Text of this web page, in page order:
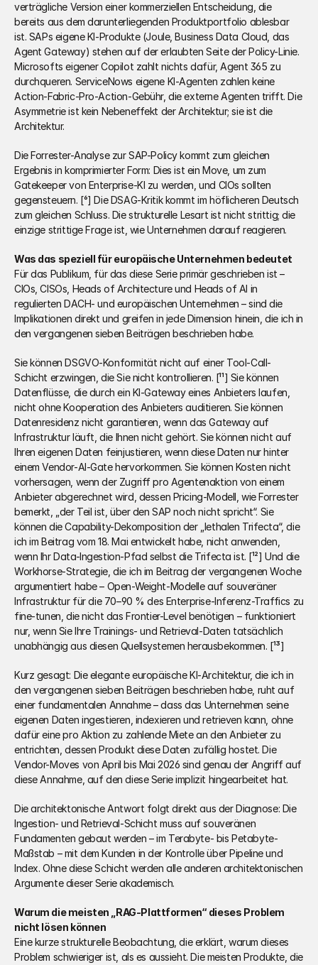
verträgliche Version einer kommerziellen Entscheidung, die
bereits aus dem darunterliegenden Produktportfolio ablesbar
ist. SAPs eigene KI-Produkte (Joule, Business Data Cloud, das
Agent Gateway) stehen auf der erlaubten Seite der Policy-Linie.
Microsofts eigener Copilot zahlt nichts dafür, Agent 365 zu
durchqueren. ServiceNows eigene KI-Agenten zahlen keine
Action-Fabric-Pro-Action-Gebühr, die externe Agenten trifft. Die
Asymmetrie ist kein Nebeneffekt der Architektur; sie ist die
Architektur.
Die Forrester-Analyse zur SAP-Policy kommt zum gleichen
Ergebnis in komprimierter Form: Dies ist ein Move, um zum
Gatekeeper von Enterprise-KI zu werden, und CIOs sollten
gegensteuern. [⁶] Die DSAG-Kritik kommt im höflicheren Deutsch
zum gleichen Schluss. Die strukturelle Lesart ist nicht strittig; die
einzige strittige Frage ist, wie Unternehmen darauf reagieren.
Was das speziell für europäische Unternehmen bedeutet
Für das Publikum, für das diese Serie primär geschrieben ist –
CIOs, CISOs, Heads of Architecture und Heads of AI in
regulierten DACH- und europäischen Unternehmen – sind die
Implikationen direkt und greifen in jede Dimension hinein, die ich in
den vergangenen sieben Beiträgen beschrieben habe.
Sie können DSGVO-Konformität nicht auf einer Tool-Call-
Schicht erzwingen, die Sie nicht kontrollieren. [¹¹] Sie können
Datenflüsse, die durch ein KI-Gateway eines Anbieters laufen,
nicht ohne Kooperation des Anbieters auditieren. Sie können
Datenresidenz nicht garantieren, wenn das Gateway auf
Infrastruktur läuft, die Ihnen nicht gehört. Sie können nicht auf
Ihren eigenen Daten feinjustieren, wenn diese Daten nur hinter
einem Vendor-AI-Gate hervorkommen. Sie können Kosten nicht
vorhersagen, wenn der Zugriff pro Agentenaktion von einem
Anbieter abgerechnet wird, dessen Pricing-Modell, wie Forrester
bemerkt, „der Teil ist, über den SAP noch nicht spricht“. Sie
können die Capability-Dekomposition der „lethalen Trifecta“, die
ich im Beitrag vom 18. Mai entwickelt habe, nicht anwenden,
wenn Ihr Data-Ingestion-Pfad selbst die Trifecta ist. [¹²] Und die
Workhorse-Strategie, die ich im Beitrag der vergangenen Woche
argumentiert habe – Open-Weight-Modelle auf souveräner
Infrastruktur für die 70–90 % des Enterprise-Inferenz-Traffics zu
fine-tunen, die nicht das Frontier-Level benötigen – funktioniert
nur, wenn Sie Ihre Trainings- und Retrieval-Daten tatsächlich
unabhängig aus diesen Quellsystemen herausbekommen. [¹³]
Kurz gesagt: Die elegante europäische KI-Architektur, die ich in
den vergangenen sieben Beiträgen beschrieben habe, ruht auf
einer fundamentalen Annahme – dass das Unternehmen seine
eigenen Daten ingestieren, indexieren und retrieven kann, ohne
dafür eine pro Aktion zu zahlende Miete an den Anbieter zu
entrichten, dessen Produkt diese Daten zufällig hostet. Die
Vendor-Moves von April bis Mai 2026 sind genau der Angriff auf
diese Annahme, auf den diese Serie implizit hingearbeitet hat.
Die architektonische Antwort folgt direkt aus der Diagnose: Die
Ingestion- und Retrieval-Schicht muss auf souveränen
Fundamenten gebaut werden – im Terabyte- bis Petabyte-
Maßstab – mit dem Kunden in der Kontrolle über Pipeline und
Index. Ohne diese Schicht werden alle anderen architektonischen
Argumente dieser Serie akademisch.
Warum die meisten „RAG-Plattformen“ dieses Problem
nicht lösen können
Eine kurze strukturelle Beobachtung, die erklärt, warum dieses
Problem schwieriger ist, als es aussieht. Die meisten Produkte, die